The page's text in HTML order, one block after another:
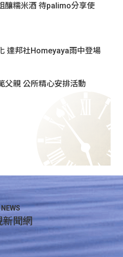
釀糯米酒 待palimo分享使
達邦社Homeyaya雨中登場
父親 公所精心安排活動
新聞網